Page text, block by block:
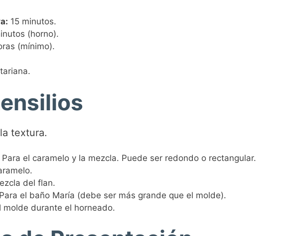
15 minutos.
(horno).
(mínimo).
textura.
Para el caramelo y la mezcla. Puede ser redondo o rectangular.
del flan.
Para el baño María (debe ser más grande que el molde).
molde durante el horneado.